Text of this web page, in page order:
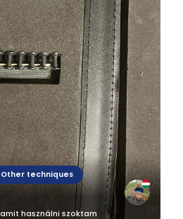
Other techniques
használni szoktam